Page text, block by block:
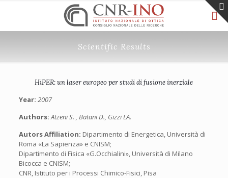
Scientific Results
HiPER: un laser europeo per studi di fusione inerziale
Year: 2007
Authors:Atzeni S. , Batani D., Gizzi LA.
Autors Affiliation: Dipartimento di Energetica, Università di
Roma «La Sapienza» e CNISM;
Dipartimento di Fisica «G.Occhialini», Università di Milano
Bicocca e CNISM;
CNR, Istituto per i Processi Chimico-Fisici, Pisa